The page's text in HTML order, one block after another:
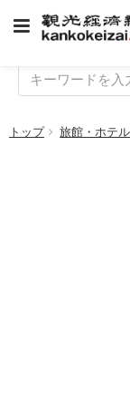
トップ 旅館・ホテル